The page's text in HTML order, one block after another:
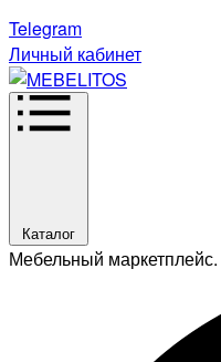
Telegram
Личный кабинет
Каталог
Мебельный